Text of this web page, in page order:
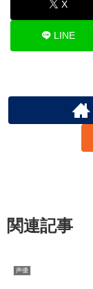
X
LINE
関連記事
声優